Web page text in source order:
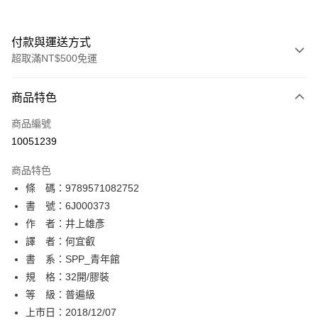
付款與運送方式
超取滿NT$500免運
信用卡一次付款
超商取貨付款
相關說明
【關於「AFTEE先享後付」】
AFTEE先享後付是「在收到商品之後才付款」的支付方式。 讓您購物簡單
便利好安心！
１．簡單：不需註冊會員、不需綁卡、不需儲值。
２．便利：只要手機號碼，簡訊認證，即可結帳。
３．安心：先確認商品／服務後，再付款。
【「AFTEE先享後付」結帳流程】
１．於結帳方式選擇「AFTEE先享後付」後，將跳轉至「AFTEE先享後付」
結帳頁面，進行簡訊認證並確認金額後，即可完成結帳。
２．訂單成立數日內，您將收到繳費通知簡訊。
ATM付款
運送方式
全家取貨付款
每筆NT$80，滿NT$500(含以上)免運費
付款後全家取貨
商品特色
商品編號
10051239
商品特色
條 碼：9789571082752
書 號：6J000373
作 者：井上雄彥
譯 者：何宜叡
書 系：SPP_青年館
規 格：32開/膠裝
等 級：普遍級
上市日：2018/12/07